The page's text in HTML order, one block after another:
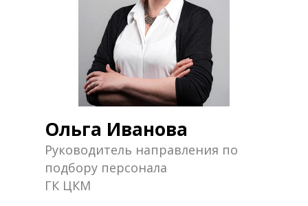
Ольга Иванова
Руководитель направления по
подбору персонала
ГК ЦКМ